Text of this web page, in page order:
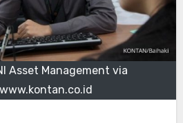
Asset Management via